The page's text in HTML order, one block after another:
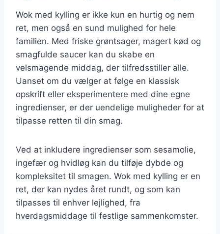
Wok med kylling er ikke kun en hurtig og nem
ret, men også en sund mulighed for hele
familien. Med friske grøntsager, magert kød og
smagfulde saucer kan du skabe en
velsmagende middag, der tilfredsstiller alle.
Uanset om du vælger at følge en klassisk
opskrift eller eksperimentere med dine egne
ingredienser, er der uendelige muligheder for at
tilpasse retten til din smag.
Ved at inkludere ingredienser som sesamolie,
ingefær og hvidløg kan du tilføje dybde og
kompleksitet til smagen. Wok med kylling er en
ret, der kan nydes året rundt, og som kan
tilpasses til enhver lejlighed, fra
hverdagsmiddage til festlige sammenkomster.